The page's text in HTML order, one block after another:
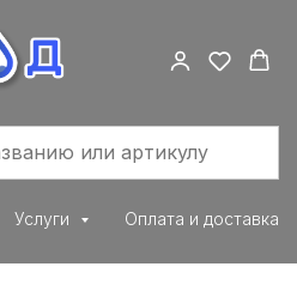
Услуги Оплата и доставка